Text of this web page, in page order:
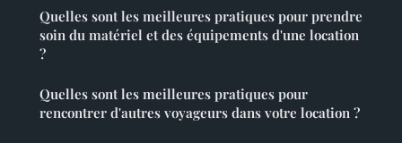
Quelles sont les meilleures pratiques pour prendre
soin du matériel et des équipements d'une location
?
Quelles sont les meilleures pratiques pour
rencontrer d'autres voyageurs dans votre location ?